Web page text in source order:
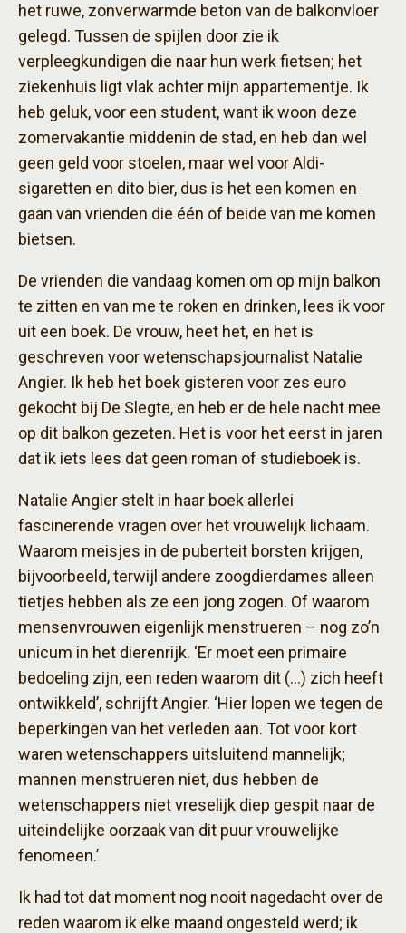
het ruwe, zonverwarmde beton van de balkonvloer
gelegd. Tussen de spijlen door zie ik
verpleegkundigen die naar hun werk fietsen; het
ziekenhuis ligt vlak achter mijn appartementje. Ik
heb geluk, voor een student, want ik woon deze
zomervakantie middenin de stad, en heb dan wel
geen geld voor stoelen, maar wel voor Aldi-
sigaretten en dito bier, dus is het een komen en
gaan van vrienden die één of beide van me komen
bietsen.
De vrienden die vandaag komen om op mijn balkon
te zitten en van me te roken en drinken, lees ik voor
uit een boek. De vrouw, heet het, en het is
geschreven voor wetenschapsjournalist Natalie
Angier. Ik heb het boek gisteren voor zes euro
gekocht bij De Slegte, en heb er de hele nacht mee
op dit balkon gezeten. Het is voor het eerst in jaren
dat ik iets lees dat geen roman of studieboek is.
Natalie Angier stelt in haar boek allerlei
fascinerende vragen over het vrouwelijk lichaam.
Waarom meisjes in de puberteit borsten krijgen,
bijvoorbeeld, terwijl andere zoogdierdames alleen
tietjes hebben als ze een jong zogen. Of waarom
mensenvrouwen eigenlijk menstrueren – nog zo’n
unicum in het dierenrijk. ‘Er moet een primaire
bedoeling zijn, een reden waarom dit (…) zich heeft
ontwikkeld’, schrijft Angier. ‘Hier lopen we tegen de
beperkingen van het verleden aan. Tot voor kort
waren wetenschappers uitsluitend mannelijk;
mannen menstrueren niet, dus hebben de
wetenschappers niet vreselijk diep gespit naar de
uiteindelijke oorzaak van dit puur vrouwelijke
fenomeen.’
Ik had tot dat moment nog nooit nagedacht over de
reden waarom ik elke maand ongesteld werd; ik